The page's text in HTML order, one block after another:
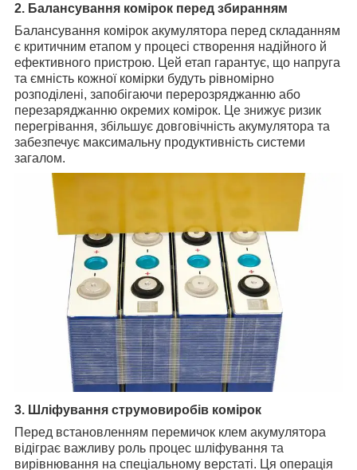
2. Балансування комірок перед збиранням
Балансування комірок акумулятора перед складанням
є критичним етапом у процесі створення надійного й
ефективного пристрою. Цей етап гарантує, що напруга
та ємність кожної комірки будуть рівномірно
розподілені, запобігаючи перерозряджанню або
перезаряджанню окремих комірок. Це знижує ризик
перегрівання, збільшує довговічність акумулятора та
забезпечує максимальну продуктивність системи
загалом.
3. Шліфування струмовиробів комірок
Перед встановленням перемичок клем акумулятора
відіграє важливу роль процес шліфування та
вирівнювання на спеціальному верстаті. Ця операція